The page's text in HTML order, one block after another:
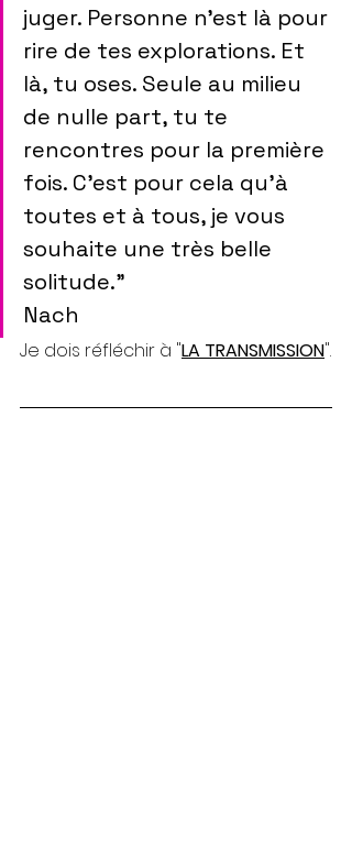
juger. Personne n'est là pour
rire de tes explorations. Et
là, tu oses. Seule au milieu
de nulle part, tu te
rencontres pour la première
fois. C'est pour cela qu'à
toutes et à tous, je vous
souhaite une très belle
solitude."
Nach
Je dois réfléchir à "LA TRANSMISSION".